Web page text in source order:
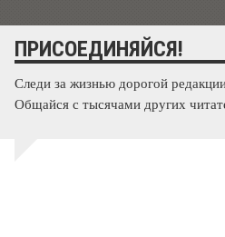
ПРИСОЕДИНЯЙСЯ!
Следи за жизнью дорогой
Общайся с тысячами других